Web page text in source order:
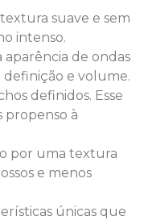
suave e sem
intenso.
aparência de ondas
definição e volume.
definidos. Esse
propenso à
por uma textura
e menos
únicas que